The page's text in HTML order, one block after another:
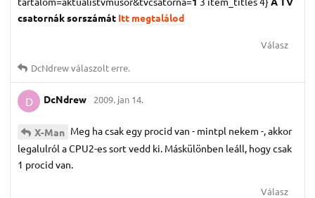
csatornák sorszámát Itt megtalálod
Válasz
DcNdrewválaszolt erre.
D DcNdrew 2009. jan 14.
X-Man Meg ha csak egy procid van - mintpl nekem -, akkor
legalulról a CPU2-es sort vedd ki. Máskülönben leáll, hogy csak
1 procid van.
Válasz